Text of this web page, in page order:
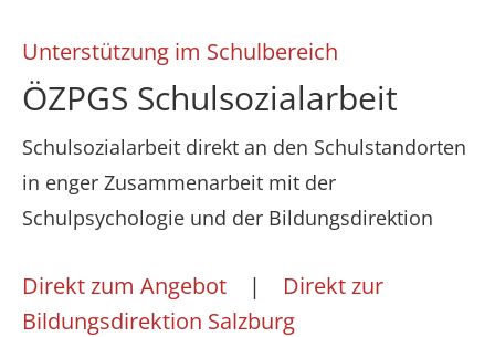
Unterstützung im Schulbereich
ÖZPGS Schulsozialarbeit
Schulsozialarbeit direkt an den Schulstandorten
in enger Zusammenarbeit mit der
Schulpsychologie und der Bildungsdirektion
Direkt zum Angebot | Direkt zur
Bildungsdirektion Salzburg